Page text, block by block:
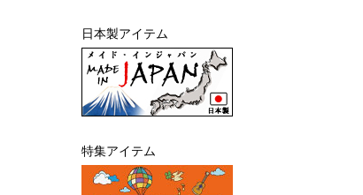
日本製アイテム
特集アイテム